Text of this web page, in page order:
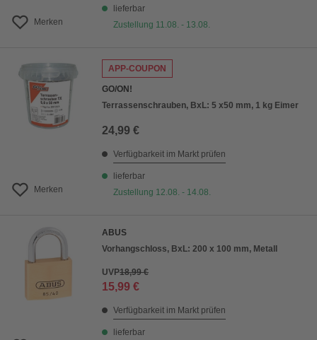
Merken
lieferbar
Zustellung 11.08. - 13.08.
Merken
APP-COUPON
GO/ON!
Terrassenschrauben, BxL: 5 x50 mm, 1 kg Eimer
24,99 €
Verfügbarkeit im Markt prüfen
lieferbar
Zustellung 12.08. - 14.08.
ABUS
Vorhangschloss, BxL: 200 x 100 mm, Metall
UVP18,99 €
15,99 €
Verfügbarkeit im Markt prüfen
lieferbar